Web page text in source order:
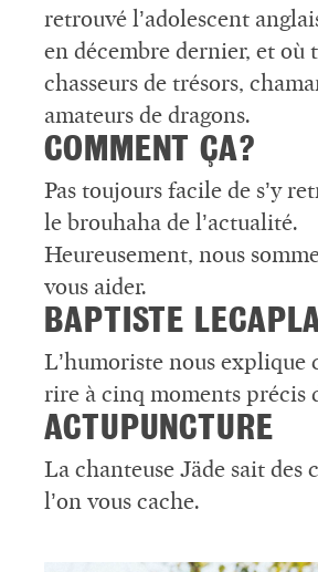
retrouvé l’adolescent
en décembre dernier, et où
chasseurs de trésors,
amateurs de dragons.
COMMENT ÇA?
Pas toujours facile de s’y
le brouhaha de l’actualité.
Heureusement, nous
vous aider.
BAPTISTE
L’humoriste nous explique
rire à cinq moments précis
ACTUPUNCTURE
La chanteuse Jäde sait des
l’on vous cache.